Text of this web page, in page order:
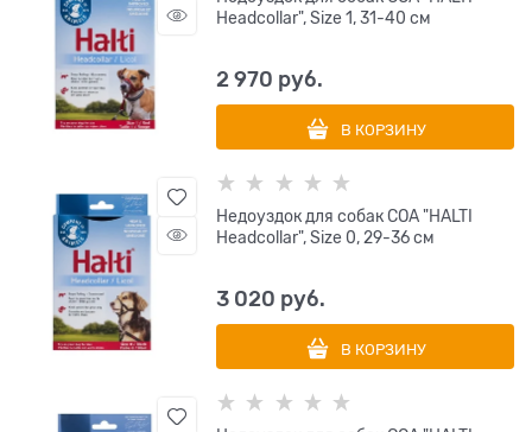
Headcollar", Size 1, 31-40 см
2 970 руб.
В КОРЗИНУ
Недоуздок для собак COA "HALTI
Headcollar", Size 0, 29-36 см
3 020 руб.
В КОРЗИНУ